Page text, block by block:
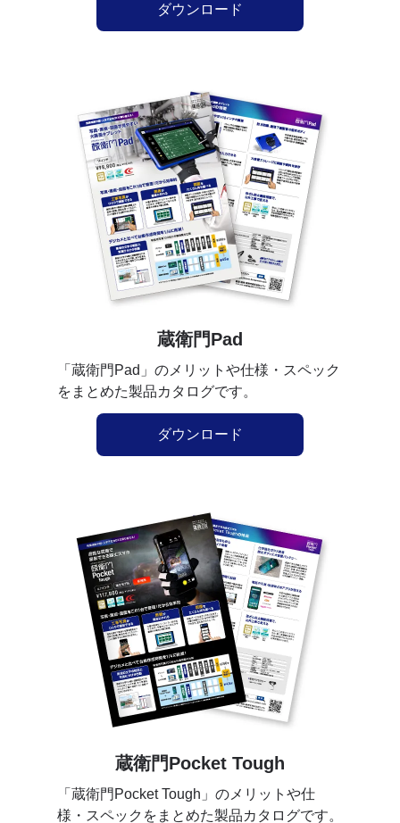
ダウンロード
蔵衛門Pad
「蔵衛門Pad」のメリットや仕様・スペック
をまとめた製品カタログです。
ダウンロード
蔵衛門Pocket Tough
「蔵衛門Pocket Tough」のメリットや仕
様・スペックをまとめた製品カタログです。